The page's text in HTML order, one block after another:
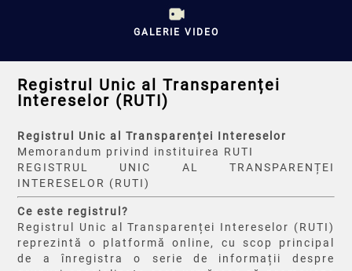
GALERIE VIDEO
Registrul Unic al Transparenței
Intereselor (RUTI)
Registrul Unic al Transparenței Intereselor
Memorandum privind instituirea RUTI
REGISTRUL UNIC AL TRANSPARENȚEI
INTERESELOR (RUTI)
Ce este registrul?
Registrul Unic al Transparenței Intereselor (RUTI)
reprezintă o platformă online, cu scop principal
de a înregistra o serie de informații despre